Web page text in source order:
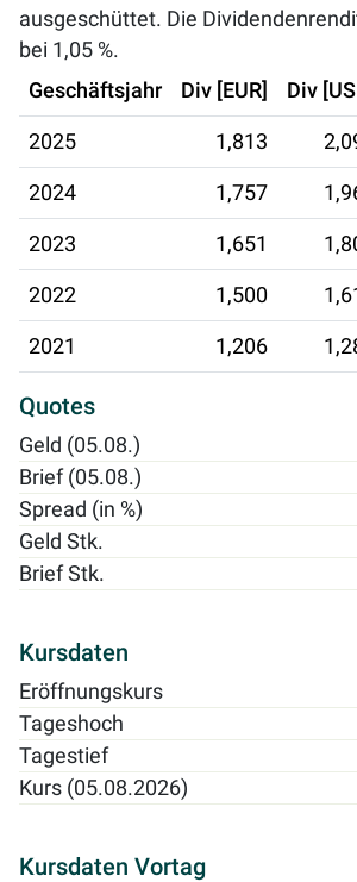
ausgeschüttet. Die
bei 1,05 %.
Geschäftsjahr
Div [EUR] Div
2025 1,813
2024 1,757
2023 1,651
2022 1,500
2021 1,206
Quotes
Geld (05.08.)
Brief (05.08.)
Spread (in %)
Geld Stk.
Brief Stk.
Kursdaten
Eröffnungskurs
Tageshoch
Tagestief
Kurs (05.08.2026)
Kursdaten Vortag